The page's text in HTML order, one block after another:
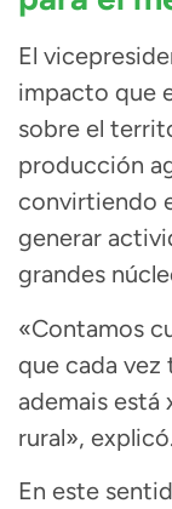
El
impacto que
sobre el
producción
convirtiendo
generar
grandes
«Contamos
que cada
ademais
rural», explicó.
En este